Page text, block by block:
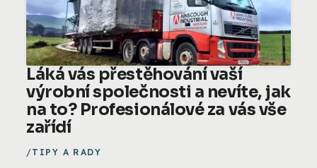
Láká vás přestěhování vaší
výrobní společnosti a nevíte, jak
na to? Profesionálové za vás vše
zařídí
TIPY A RADY